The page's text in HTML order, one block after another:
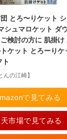
とろ〜りケット
シュマロケット ダ
検討の方に 肌掛け
ケット とろーりケ
ト
の江崎】
で見てみる
市場で見てみる